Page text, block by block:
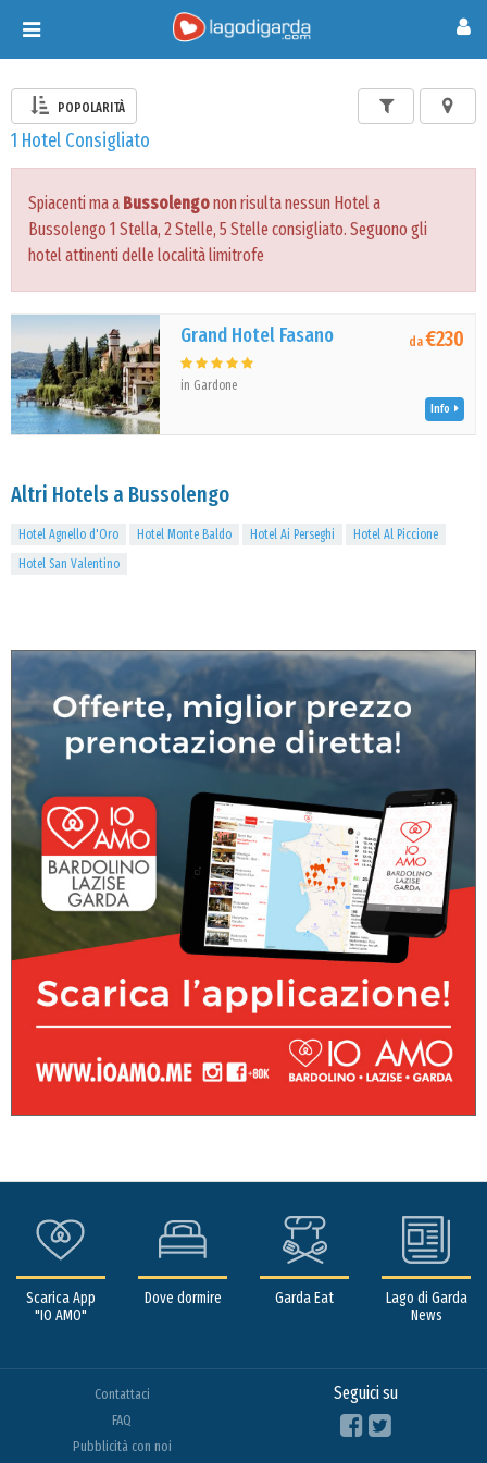
Toggle
navigation
POPOLARITÀ
1 Hotel Consigliato
Spiacenti ma a Bussolengonon risulta nessun Hotel a
Bussolengo 1 Stella, 2 Stelle, 5 Stelle consigliato. Seguono gli
hotel attinenti delle località limitrofe
Grand Hotel Fasano
in Gardone
da€230
Info
Altri Hotels a Bussolengo
Hotel Agnello d'Oro Hotel Monte Baldo Hotel Ai Perseghi
Hotel Al Piccione
Hotel San Valentino
Scarica App
"IO AMO"
Dove dormire Garda Eat
Lago di Garda
News
Contattaci
FAQ
Pubblicità con noi
Seguici su